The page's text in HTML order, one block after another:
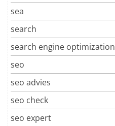
sea
search
search engine optimization
seo
seo advies
seo check
seo expert